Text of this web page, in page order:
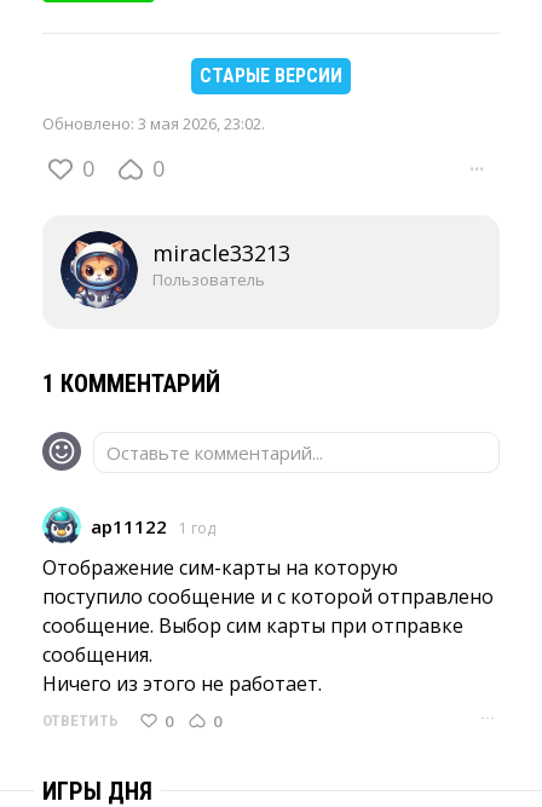
СТАРЫЕ ВЕРСИИ
Обновлено: 3 мая 2026, 23:02.
0 0 ···
miracle33213
Пользователь
1 КОММЕНТАРИЙ
Оставьте комментарий...
ap11122 1 год
Отображение сим-карты на которую
поступило сообщение и с которой отправлено
сообщение. Выбор сим карты при отправке
сообщения.
Ничего из этого не работает.
ОТВЕТИТЬ 0 0 ···
ИГРЫ ДНЯ